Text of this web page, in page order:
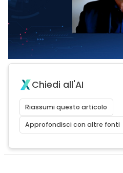
Chiedi all'AI
Riassumi questo articolo
Approfondisci con altre fonti